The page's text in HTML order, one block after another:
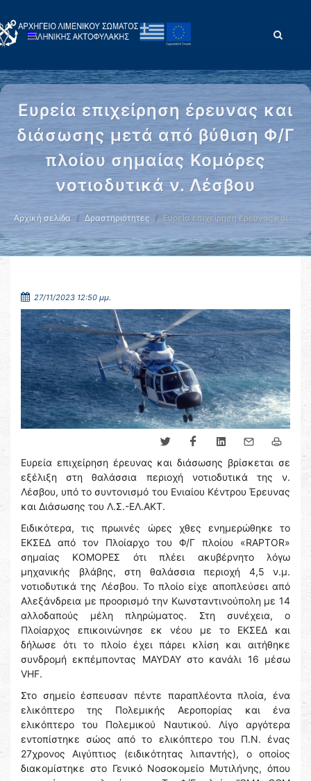
Ευρεία επιχείρηση έρευνας και
διάσωσης μετά από βύθιση Φ/Γ
πλοίου σημαίας Κομόρες
νοτιοδυτικά ν. Λέσβου
Αρχική σελίδα Δραστηριότητες Ευρεία επιχείρηση έρευνας και …
27/11/2023 12:50 μμ.
Ευρεία επιχείρηση έρευνας και διάσωσης βρίσκεται σε
εξέλιξη στη θαλάσσια περιοχή νοτιοδυτικά της ν.
Λέσβου, υπό το συντονισμό του Ενιαίου Κέντρου Έρευνας
και Διάσωσης του Λ.Σ.-ΕΛ.ΑΚΤ.
Ειδικότερα, τις πρωινές ώρες χθες ενημερώθηκε το
ΕΚΣΕΔ από τον Πλοίαρχο του Φ/Γ πλοίου «RAPTOR»
σημαίας ΚΟΜΟΡΕΣ ότι πλέει ακυβέρνητο λόγω
μηχανικής βλάβης, στη θαλάσσια περιοχή 4,5 ν.μ.
νοτιοδυτικά της Λέσβου. Το πλοίο είχε αποπλεύσει από
Αλεξάνδρεια με προορισμό την Κωνσταντινούπολη με 14
αλλοδαπούς μέλη πληρώματος. Στη συνέχεια, ο
Πλοίαρχος επικοινώνησε εκ νέου με το ΕΚΣΕΔ και
δήλωσε ότι το πλοίο έχει πάρει κλίση και αιτήθηκε
συνδρομή εκπέμποντας MAYDAY στο κανάλι 16 μέσω
VHF.
Στο σημείο έσπευσαν πέντε παραπλέοντα πλοία, ένα
ελικόπτερο της Πολεμικής Αεροπορίας και ένα
ελικόπτερο του Πολεμικού Ναυτικού. Λίγο αργότερα
εντοπίστηκε σώος από το ελικόπτερο του Π.Ν. ένας
27χρονος Αιγύπτιος (ειδικότητας λιπαντής), ο οποίος
διακομίστηκε στο Γενικό Νοσοκομείο Μυτιλήνης, όπου